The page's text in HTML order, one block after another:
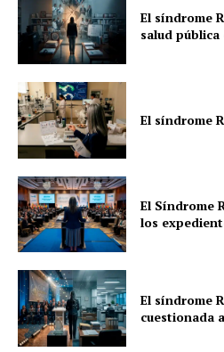
El síndrome
salud
El síndrome
El Síndrome
los
El síndrome
cuestionada